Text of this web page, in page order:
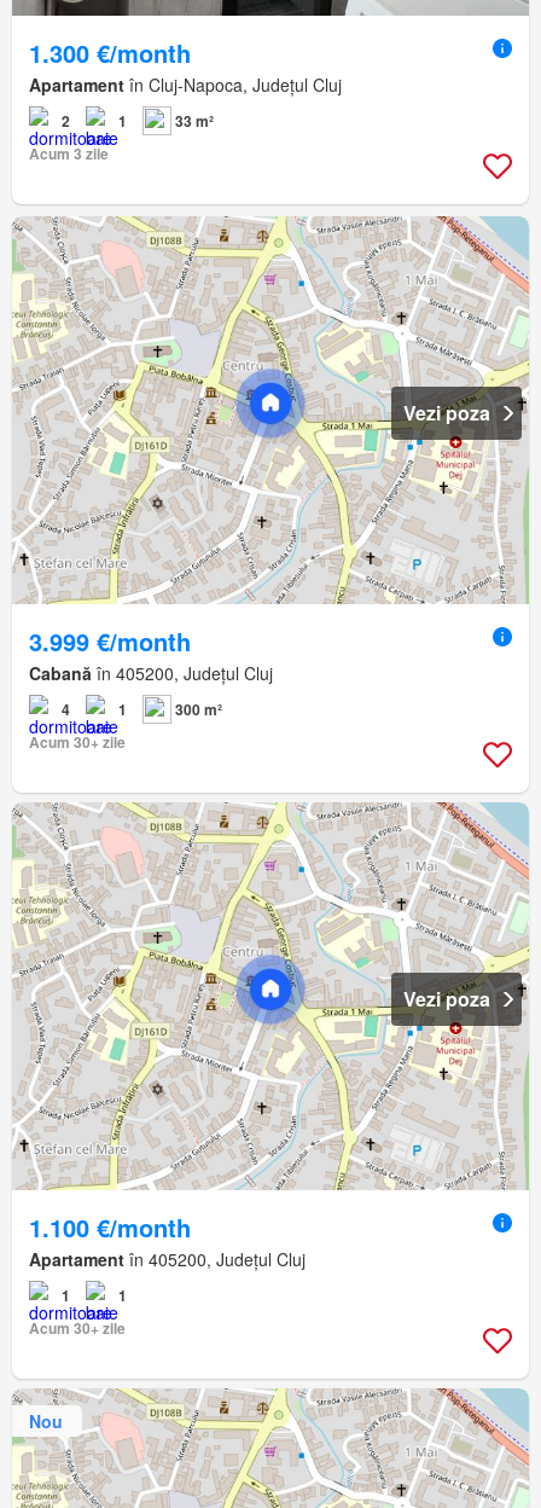
1.300 €/month
Apartament în Cluj-Napoca, Județul Cluj
2 1
33 m²
Acum 3 zile
Vezi poza
3.999 €/month
Cabană în 405200, Județul Cluj
4 1
300 m²
Acum 30+ zile
Vezi poza
1.100 €/month
Apartament în 405200, Județul Cluj
1
1
Acum 30+ zile
Nou